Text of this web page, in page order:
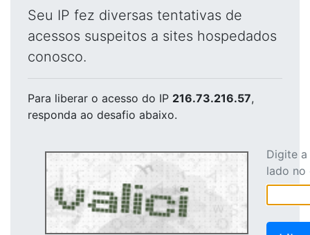
Seu IP fez diversas tentativas de
acessos suspeitos a sites hospedados
conosco.
Para liberar o acesso do IP 216.73.216.57,
responda ao desafio abaixo.
Digite
lado no